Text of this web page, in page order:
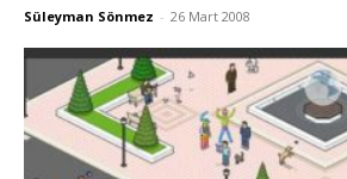
Süleyman Sönmez - 26 Mart 2008